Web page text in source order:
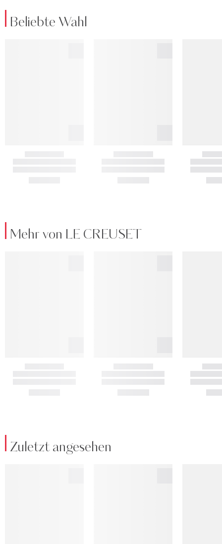
Beliebte Wahl
Mehr von LE CREUSET
Zuletzt angesehen